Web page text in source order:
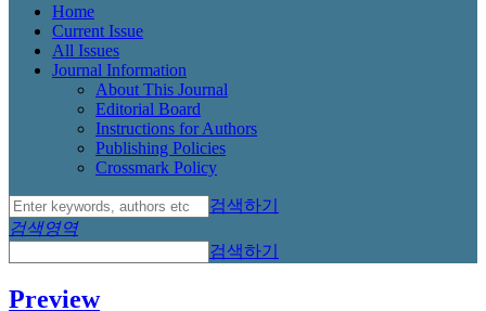
Home
Current Issue
All Issues
Journal Information
About This Journal
Editorial Board
Instructions for Authors
Publishing Policies
Crossmark Policy
검색하기
검색영역
검색하기
Preview